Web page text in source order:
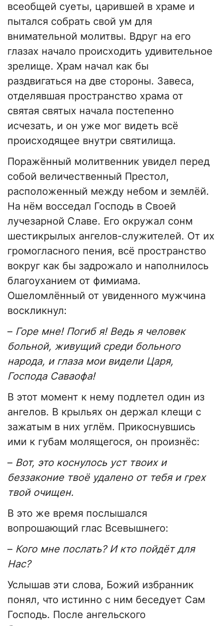
всеобщей суеты, царившей в храме и
пытался собрать свой ум для
внимательной молитвы. Вдруг на его
глазах начало происходить удивительное
зрелище. Храм начал как бы
раздвигаться на две стороны. Завеса,
отделявшая пространство храма от
святая святых начала постепенно
исчезать, и он уже мог видеть всё
происходящее внутри святилища.
Поражённый молитвенник увидел перед
собой величественный Престол,
расположенный между небом и землёй.
На нём восседал Господь в Своей
лучезарной Славе. Его окружал сонм
шестикрылых ангелов-служителей. От их
громогласного пения, всё пространство
вокруг как бы задрожало и наполнилось
благоуханием от фимиама.
Ошеломлённый от увиденного мужчина
воскликнул:
– Горе мне! Погиб я! Ведь я человек
больной, живущий среди больного
народа, и глаза мои видели Царя,
Господа Саваофа!
В этот момент к нему подлетел один из
ангелов. В крыльях он держал клещи с
зажатым в них углём. Прикоснувшись
ими к губам молящегося, он произнёс:
– Вот, это коснулось уст твоих и
беззаконие твоё удалено от тебя и грех
твой очищен.
В это же время послышался
вопрошающий глас Всевышнего:
– Кого мне послать? И кто пойдёт для
Нас?
Услышав эти слова, Божий избранник
понял, что истинно с ним беседует Сам
Господь. После ангельского